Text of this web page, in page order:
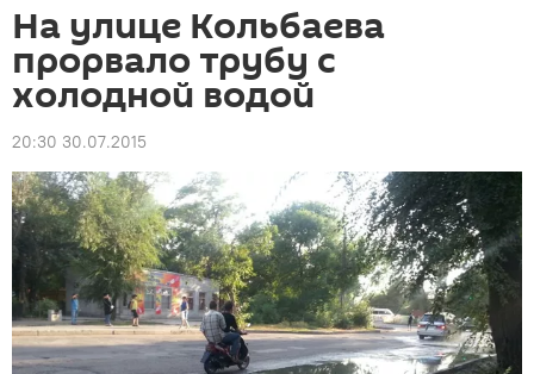
На улице Кольбаева
прорвало трубу с
холодной водой
20:30 30.07.2015